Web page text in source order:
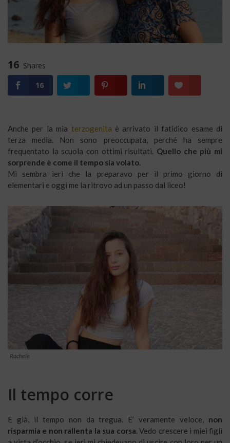
16 Shares
16
Anche per la mia terzogenita è arrivato il fatidico esame di
terza media. Non sono preoccupata, perché ha sempre
frequentato la scuola con ottimi risultati. Quello che più mi
sorprende è come il tempo sia volato.
Mi sembra ieri che la preparavo per il primo giorno di
elementari e oggi me la ritrovo ad un passo dal liceo!
Rachele
Il tempo corre
E già, il tempo non da tregua. E’ veramente veloce, non
risparmia e non rallenta la sua corsa. Vedo crescere i miei figli